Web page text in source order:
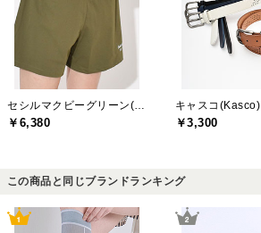
￥6,380
キャスコ(Kasco)
￥3,300
この商品と同じブランドランキング